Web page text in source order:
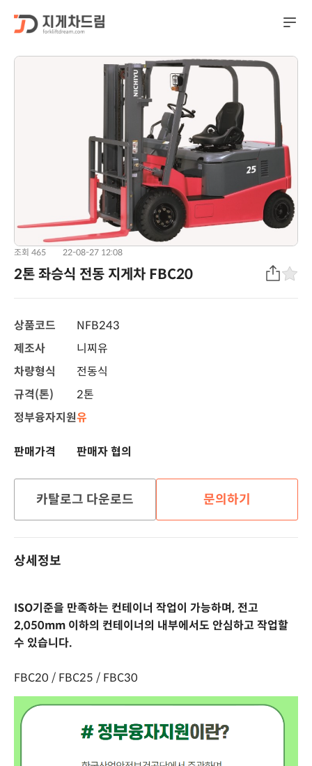
조회 465 22-08-27 12:08
2톤 좌승식 전동 지게차 FBC20
상품코드
NFB243
제조사
니찌유
차량형식
전동식
규격(톤)
2톤
정부융자지원유
판매가격 판매자 협의
카탈로그 다운로드 문의하기
상세정보
ISO기준을 만족하는 컨테이너 작업이 가능하며, 전고
2,050mm 이하의 컨테이너의 내부에서도 안심하고 작업할
수 있습니다.
FBC20 / FBC25 / FBC30